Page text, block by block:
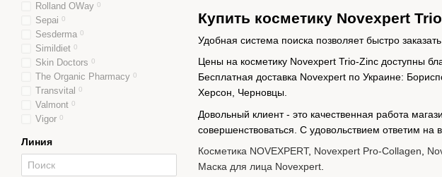
Купить косметику Novexpert
Удобная система поиска позволяет быстро
Цены на косметику Novexpert Trio-Zinc доступны
Бесплатная доставка Novexpert по Украине:
Херсон, Черновцы.
Довольный клиент - это качественная работа
совершенствоваться. C удовольствием ответим
Косметика NOVEXPERT, Novexpert Pro-Collagen
Маска для лица Novexpert
Rolland OWay 0
Sepai 0
Sesderma 0
Simildiet 0
Skin Doctors 0
The Organic Pharmacy 0
Transvital 0
Valmont 0
Vigor 0
Линия